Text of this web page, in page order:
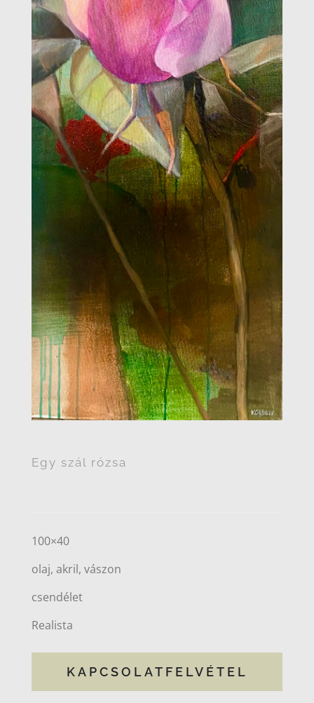
Egy szál rózsa
100×40
olaj, akril, vászon
csendélet
Realista
KAPCSOLATFELVÉTEL